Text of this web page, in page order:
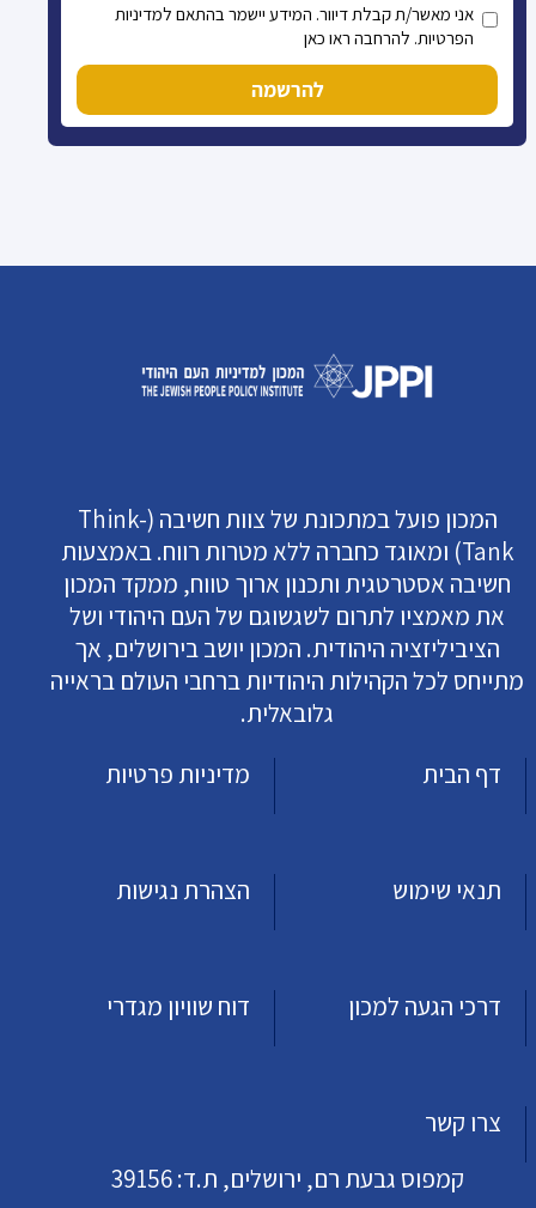
אני מאשר/ת קבלת דיוור. המידע יישמר בהתאם למדיניות
הפרטיות. להרחבה ראו כאן
להרשמה
המכון פועל במתכונת של צוות חשיבה (Think-
Tank) ומאוגד כחברה ללא מטרות רווח. באמצעות
חשיבה אסטרטגית ותכנון ארוך טווח, ממקד המכון
את מאמציו לתרום לשגשוגם של העם היהודי ושל
הציביליזציה היהודית. המכון יושב בירושלים, אך
מתייחס לכל הקהילות היהודיות ברחבי העולם בראייה
גלובאלית.
דף הבית
מדיניות פרטיות
תנאי שימוש הצהרת נגישות
דרכי הגעה למכון דוח שוויון מגדרי
צרו קשר
קמפוס גבעת רם, ירושלים, ת.ד: 39156